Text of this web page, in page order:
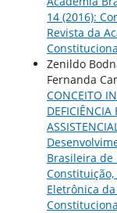
14 (2016):
Revista da
Zenildo
Fernanda
CONCEITO
DEFICIÊNCIA
Brasileira de
Constituição,
Eletrônica